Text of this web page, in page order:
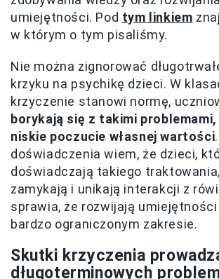
umiejętności. Pod tym linkiem
w którym o tym pisaliśmy.
Nie można zignorować
krzyku na psychikę dzieci. W
krzyczenie stanowi normę,
borykają się z takimi
niskie poczucie własnej wartości
doświadczenia wiem, że dzieci,
doświadczają takiego
zamykają i unikają interakcji z
sprawia, że rozwijają umiejętności
bardzo ograniczonym zakresie.
Skutki krzyczenia
długoterminowych